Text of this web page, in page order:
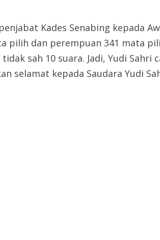
Kades Senabing kepada
pilih dan perempuan 341 mata
sah 10 suara. Jadi, Yudi
selamat kepada Saudara Yudi